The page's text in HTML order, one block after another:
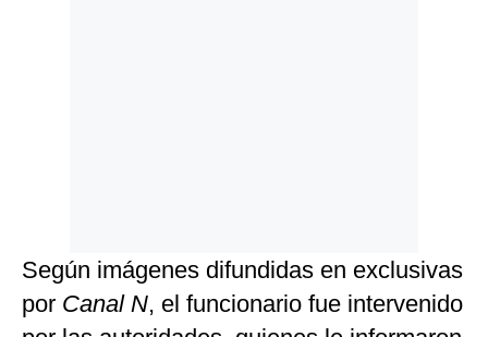
Según imágenes difundidas en exclusivas
por Canal N, el funcionario fue intervenido